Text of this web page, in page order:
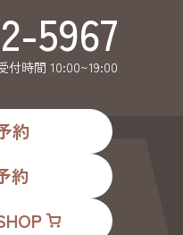
5967
付時間 10:00~19:00
約
約